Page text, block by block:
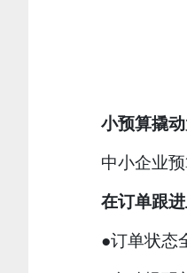
小预算撬
中小企业
在订单跟进
●订单状态